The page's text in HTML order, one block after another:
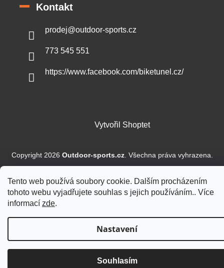
Tento web používá soubory cookie. Dalším procházením
tohoto webu vyjadřujete souhlas s jejich používáním.. Více
informací zde.
Nastavení
Souhlasím
Kontakt
prodej@outdoor-sports.cz
773 545 551
https://www.facebook.com/biketunel.cz/
Vytvořil Shoptet
Copyright 2026 Outdoor-sports.cz. Všechna práva vyhrazena.